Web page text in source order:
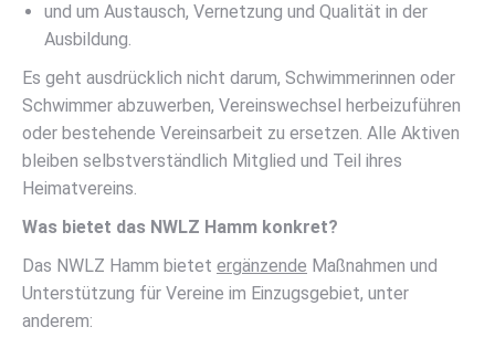
und um Austausch, Vernetzung und Qualität in der
Ausbildung.
Es geht ausdrücklich nicht darum, Schwimmerinnen oder
Schwimmer abzuwerben, Vereinswechsel herbeizuführen
oder bestehende Vereinsarbeit zu ersetzen. Alle Aktiven
bleiben selbstverständlich Mitglied und Teil ihres
Heimatvereins.
Was bietet das NWLZ Hamm konkret?
Das NWLZ Hamm bietet ergänzende Maßnahmen und
Unterstützung für Vereine im Einzugsgebiet, unter
anderem: